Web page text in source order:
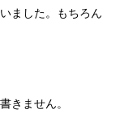
ました。もちろん
きません。